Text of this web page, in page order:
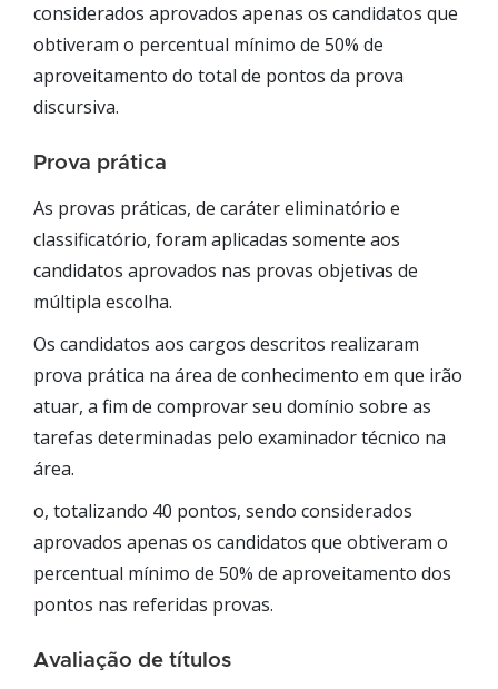
considerados aprovados apenas os candidatos que
obtiveram o percentual mínimo de 50% de
aproveitamento do total de pontos da prova
discursiva.
Prova prática
As provas práticas, de caráter eliminatório e
classificatório, foram aplicadas somente aos
candidatos aprovados nas provas objetivas de
múltipla escolha.
Os candidatos aos cargos descritos realizaram
prova prática na área de conhecimento em que irão
atuar, a fim de comprovar seu domínio sobre as
tarefas determinadas pelo examinador técnico na
área.
o, totalizando 40 pontos, sendo considerados
aprovados apenas os candidatos que obtiveram o
percentual mínimo de 50% de aproveitamento dos
pontos nas referidas provas.
Avaliação de títulos